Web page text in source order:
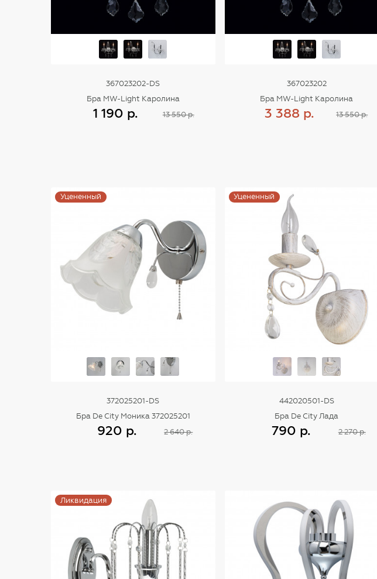
367023202-DS
Бра MW-Light Каролина
1 190 р.
13 550 р.
367023202
Бра MW-Light Каролина
3 388 р.
13 550 р.
Уцененный
372025201-DS
Бра De City Моника 372025201
920 р.
2 640 р.
Уцененный
442020501-DS
Бра De City Лада
790 р.
2 270 р.
Ликвидация